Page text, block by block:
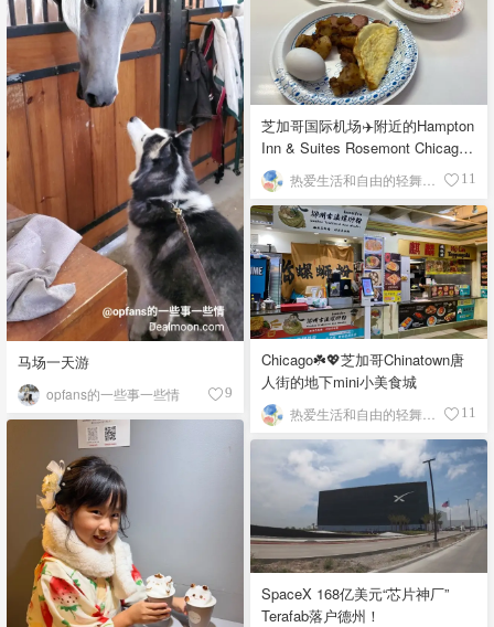
马场一天游
opfans的一些事一些情 9
芝加哥国际机场✈️附近的Hampton
Inn & Suites Rosemont Chicago
O'Hare自助早餐
11
Chicago☘️💖芝加哥Chinatown唐
人街的地下mini小美食城
11
SpaceX 168亿美元“芯片神厂”
Terafab落户德州！